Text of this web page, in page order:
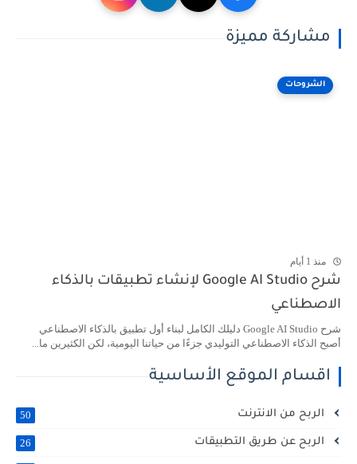
مشاركة مميزة
الشروحات
منذ 1 أيام
شرح Google AI Studio لإنشاء تطبيقات بالذكاء
الاصطناعي
شرح Google AI Studio دليلك الكامل لبناء أول تطبيق بالذكاء الاصطناعي
أصبح الذكاء الاصطناعي التوليدي جزءًا من حياتنا اليومية، لكن الكثيرين ما...
اقسام الموقع الأساسية
الربح من الانترنت 50
الربح عن طريق التطبيقات 26